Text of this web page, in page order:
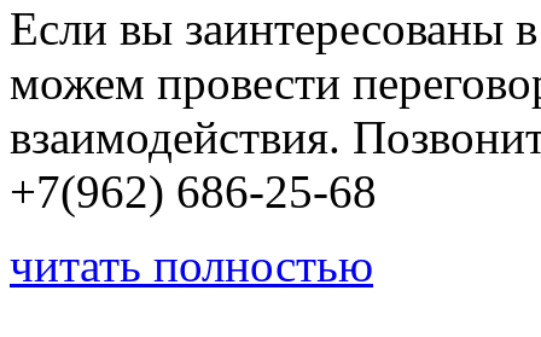
Если вы заинтересованы
можем провести
взаимодействия.
+7(962) 686-25-68
читать полностью